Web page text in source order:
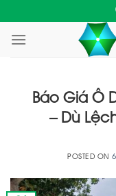
to
content
Báo Giá Ô
– Dù
POSTED ON